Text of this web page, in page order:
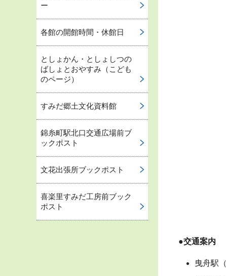
●交通案内
曳舟駅
ー
各館の開館時間・休館日
としょかん・としょしつの
ばしょとおやすみ（こども
のページ）
すみだ郷土文化資料館
錦糸町駅北口交通広場前ブ
ックポスト
文花出張所ブックポスト
喜楽里すみだ工房前ブック
ポスト